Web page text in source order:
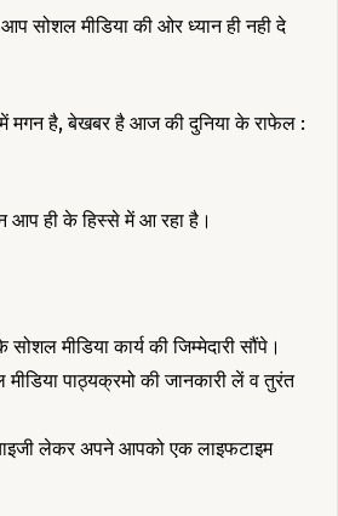
सोशल मीडिया की ओर ध्यान ही नही दे
मगन है, बेखबर है आज की दुनिया के राफेल :
आप ही के हिस्से में आ रहा है।
मीडिया कार्य की जिम्मेदारी सौंपे।
पाठ्यक्रमो की जानकारी लें व तुरंत
लेकर अपने आपको एक लाइफटाइम